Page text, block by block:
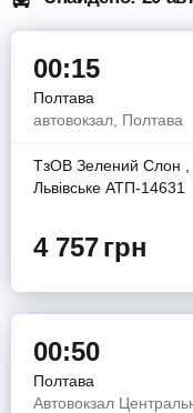
00:15
Полтава
автовокзал, Полтава
ТзОВ Зелений Слон ,
Львiвське АТП-14631
4 757грн
00:50
Полтава
Автовокзал